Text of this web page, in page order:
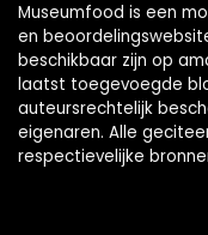
Museumfood is een
en
beschikbaar zijn op
laatst toegevoegde
auteursrechtelijk
eigenaren. Alle
respectievelijke